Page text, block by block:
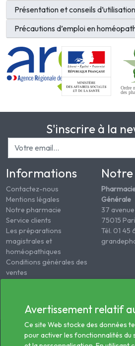
Présentation et conseils d’utilisation
Précautions d’emploi en
S'inscrire à la
Informations
Contactez-nous
Mentions légales
Notre pharmacie
Service clients
Les préparations
magistrales et
homéopathiques
Conditions générales des
ventes
de santé
Générale
37
75015
Tél. 01 45
© 2026 - Tous droits réservés
Générale
Avertissement relatif
Ce site Web stocke des données
pour activer les fonctionnalités du